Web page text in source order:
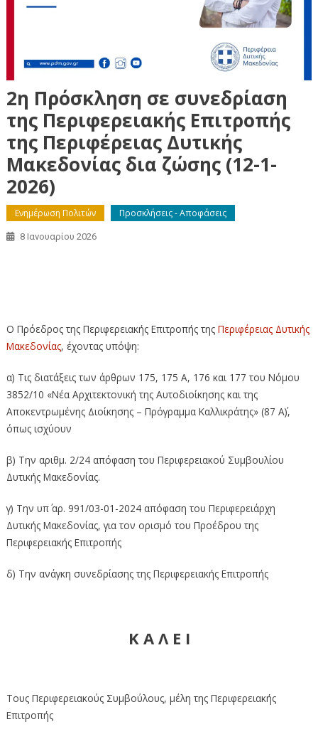
2η Πρόσκληση σε συνεδρίαση
της Περιφερειακής Επιτροπής
της Περιφέρειας Δυτικής
Μακεδονίας δια ζώσης (12-1-
2026)
Ενημέρωση Πολιτών Προσκλήσεις - Αποφάσεις
8 Ιανουαρίου 2026
Ο Πρόεδρος της Περιφερειακής Επιτροπής της Περιφέρειας Δυτικής
Μακεδονίας, έχοντας υπόψη:
α) Τις διατάξεις των άρθρων 175, 175 Α, 176 και 177 του Νόμου
3852/10 «Νέα Αρχιτεκτονική της Αυτοδιοίκησης και της
Αποκεντρωμένης Διοίκησης – Πρόγραμμα Καλλικράτης» (87 Α΄),
όπως ισχύουν
β) Την αριθμ. 2/24 απόφαση του Περιφερειακού Συμβουλίου
Δυτικής Μακεδονίας.
γ) Την υπ΄ αρ. 991/03-01-2024 απόφαση του Περιφερειάρχη
Δυτικής Μακεδονίας, για τον ορισμό του Προέδρου της
Περιφερειακής Επιτροπής
δ) Την ανάγκη συνεδρίασης της Περιφερειακής Επιτροπής
Κ Α Λ Ε Ι
Τους Περιφερειακούς Συμβούλους, μέλη της Περιφερειακής
Επιτροπής